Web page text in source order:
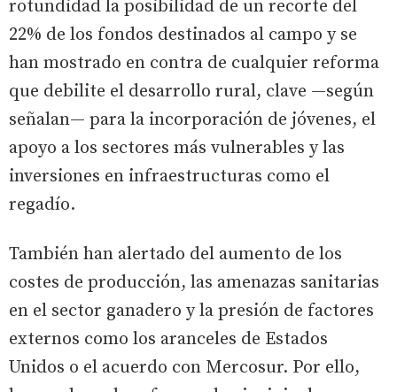
rotundidad la posibilidad de un recorte del
22% de los fondos destinados al campo y se
han mostrado en contra de cualquier reforma
que debilite el desarrollo rural, clave —según
señalan— para la incorporación de jóvenes, el
apoyo a los sectores más vulnerables y las
inversiones en infraestructuras como el
regadío.
También han alertado del aumento de los
costes de producción, las amenazas sanitarias
en el sector ganadero y la presión de factores
externos como los aranceles de Estados
Unidos o el acuerdo con Mercosur. Por ello,